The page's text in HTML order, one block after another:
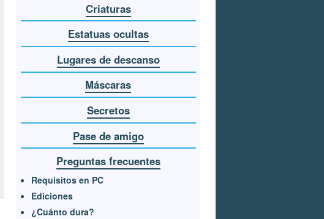
Criaturas
Estatuas ocultas
Lugares de descanso
Máscaras
Secretos
Pase de amigo
Preguntas frecuentes
Requisitos en PC
Ediciones
¿Cuánto dura?